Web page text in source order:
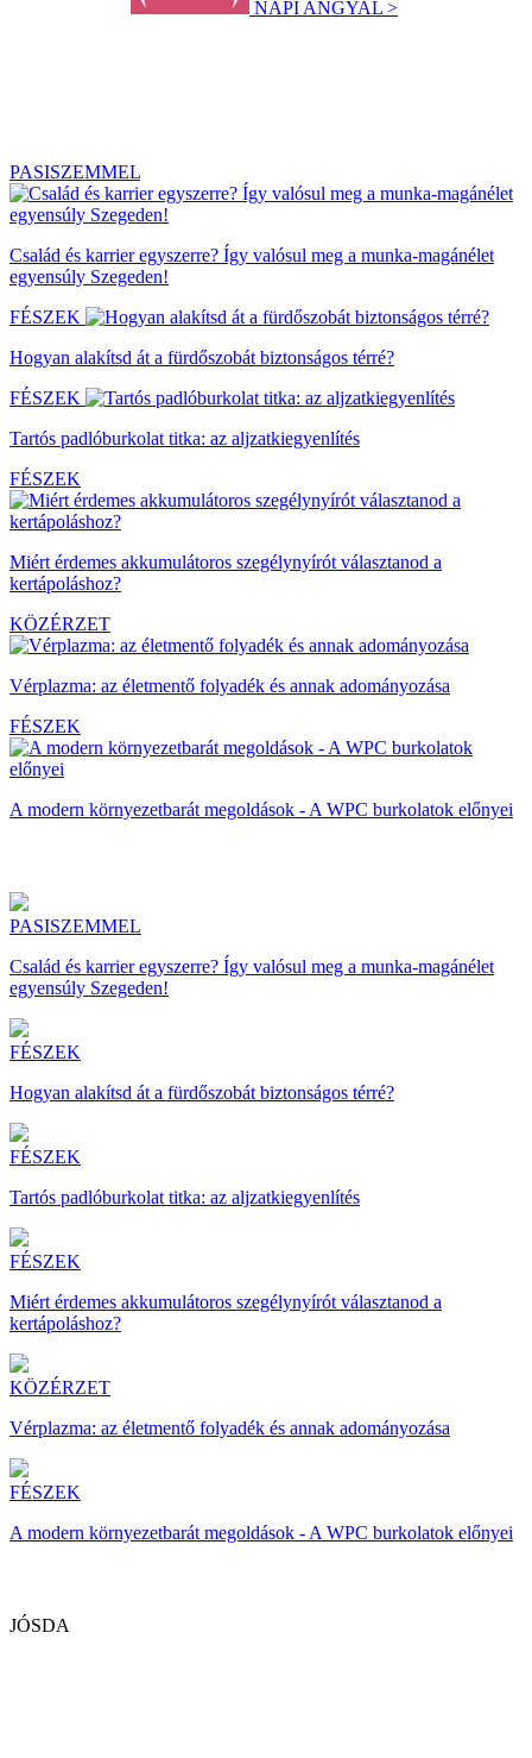
NAPI ANGYAL >
PASISZEMMEL
Család és karrier egyszerre? Így valósul meg a munka-magánélet
egyensúly Szegeden!
FÉSZEK
Hogyan alakítsd át a fürdőszobát biztonságos térré?
FÉSZEK
Tartós padlóburkolat titka: az aljzatkiegyenlítés
FÉSZEK
Miért érdemes akkumulátoros szegélynyírót választanod a
kertápoláshoz?
KÖZÉRZET
Vérplazma: az életmentő folyadék és annak adományozása
FÉSZEK
A modern környezetbarát megoldások - A WPC burkolatok előnyei
PASISZEMMEL
Család és karrier egyszerre? Így valósul meg a munka-magánélet
egyensúly Szegeden!
FÉSZEK
Hogyan alakítsd át a fürdőszobát biztonságos térré?
FÉSZEK
Tartós padlóburkolat titka: az aljzatkiegyenlítés
FÉSZEK
Miért érdemes akkumulátoros szegélynyírót választanod a
kertápoláshoz?
KÖZÉRZET
Vérplazma: az életmentő folyadék és annak adományozása
FÉSZEK
A modern környezetbarát megoldások - A WPC burkolatok előnyei
JÓSDA